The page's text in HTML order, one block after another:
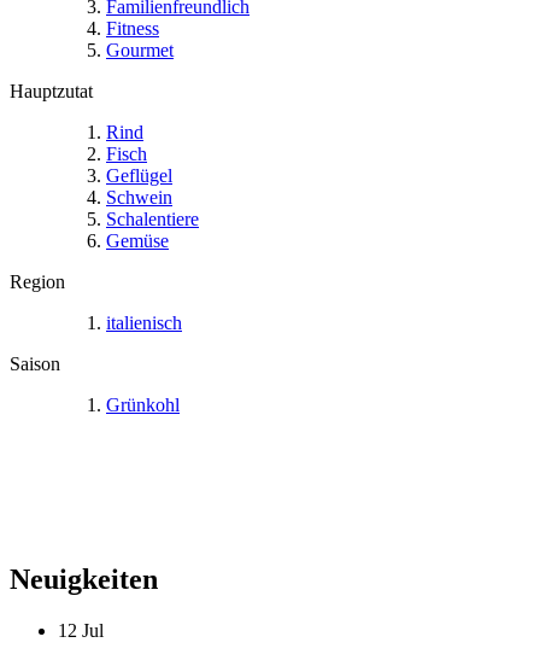
Familienfreundlich
Fitness
Gourmet
Hauptzutat
Rind
Fisch
Geflügel
Schwein
Schalentiere
Gemüse
Region
italienisch
Saison
Grünkohl
Neuigkeiten
12 Jul